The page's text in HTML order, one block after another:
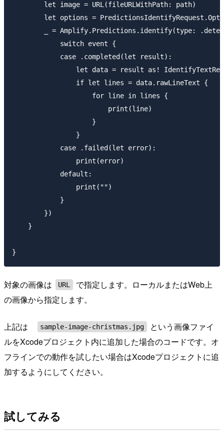
        let image = URL(fileURLWithPath: path)
let options =
_ = Amplify.Predictions.identify(type:
            switch event {
            case .completed(let result):
let data = result as!
                if let lines = data.rawLineText {
                    for line in lines {
                        print(line)
                    }
                }
            case .failed(let error):
                print(error)
            default:
                print("")
            }
        })
    }
対象の画像は URL
で指定します。ローカルまたはWeb上
の画像から指定します。
上記は sample-image-christmas.jpg
という画像ファイ
ルをXcodeプロジェクト内に追加した場合のコードです。オ
フラインでの動作を試したい場合はXcodeプロジェクトに追
加するようにしてください。
試してみる